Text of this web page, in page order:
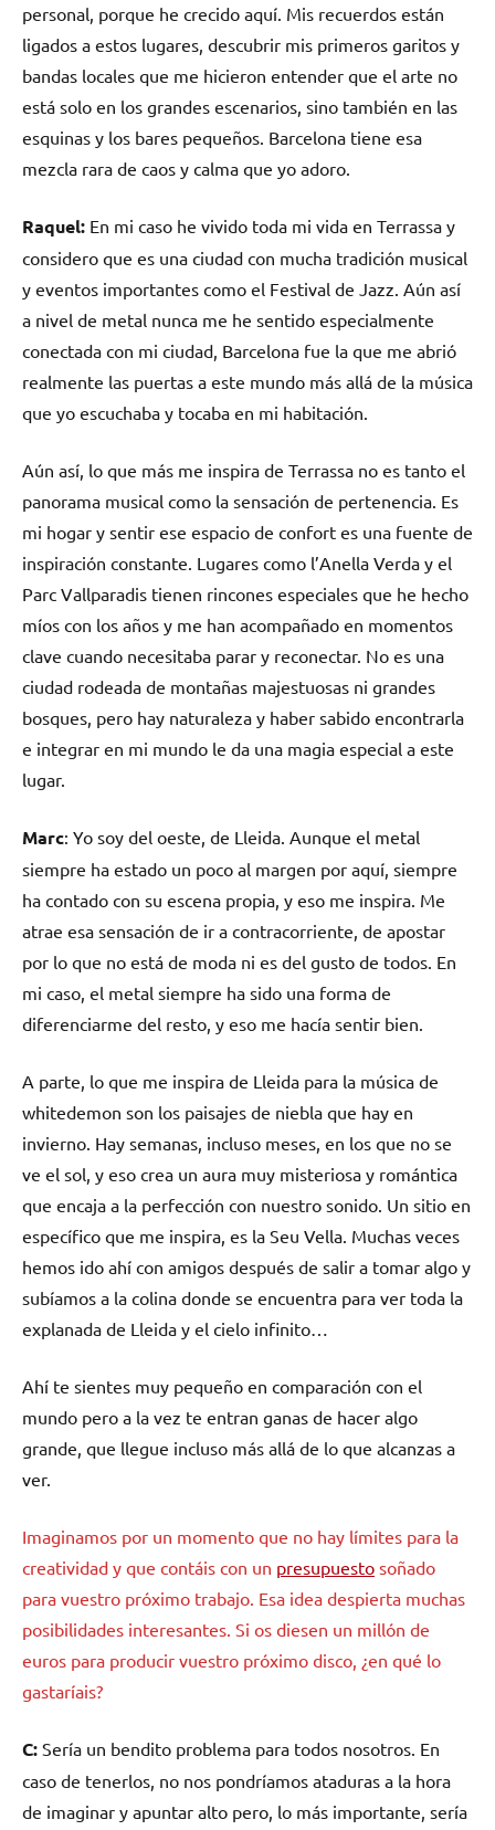
personal, porque he crecido aquí. Mis recuerdos están
ligados a estos lugares, descubrir mis primeros garitos y
bandas locales que me hicieron entender que el arte no
está solo en los grandes escenarios, sino también en las
esquinas y los bares pequeños. Barcelona tiene esa
mezcla rara de caos y calma que yo adoro.
Raquel: En mi caso he vivido toda mi vida en Terrassa y
considero que es una ciudad con mucha tradición musical
y eventos importantes como el Festival de Jazz. Aún así
a nivel de metal nunca me he sentido especialmente
conectada con mi ciudad, Barcelona fue la que me abrió
realmente las puertas a este mundo más allá de la música
que yo escuchaba y tocaba en mi habitación.
Aún así, lo que más me inspira de Terrassa no es tanto el
panorama musical como la sensación de pertenencia. Es
mi hogar y sentir ese espacio de confort es una fuente de
inspiración constante. Lugares como l’Anella Verda y el
Parc Vallparadis tienen rincones especiales que he hecho
míos con los años y me han acompañado en momentos
clave cuando necesitaba parar y reconectar. No es una
ciudad rodeada de montañas majestuosas ni grandes
bosques, pero hay naturaleza y haber sabido encontrarla
e integrar en mi mundo le da una magia especial a este
lugar.
Marc: Yo soy del oeste, de Lleida. Aunque el metal
siempre ha estado un poco al margen por aquí, siempre
ha contado con su escena propia, y eso me inspira. Me
atrae esa sensación de ir a contracorriente, de apostar
por lo que no está de moda ni es del gusto de todos. En
mi caso, el metal siempre ha sido una forma de
diferenciarme del resto, y eso me hacía sentir bien.
A parte, lo que me inspira de Lleida para la música de
whitedemon son los paisajes de niebla que hay en
invierno. Hay semanas, incluso meses, en los que no se
ve el sol, y eso crea un aura muy misteriosa y romántica
que encaja a la perfección con nuestro sonido. Un sitio en
específico que me inspira, es la Seu Vella. Muchas veces
hemos ido ahí con amigos después de salir a tomar algo y
subíamos a la colina donde se encuentra para ver toda la
explanada de Lleida y el cielo infinito…
Ahí te sientes muy pequeño en comparación con el
mundo pero a la vez te entran ganas de hacer algo
grande, que llegue incluso más allá de lo que alcanzas a
ver.
Imaginamos por un momento que no hay límites para la
creatividad y que contáis con un presupuesto soñado
para vuestro próximo trabajo. Esa idea despierta muchas
posibilidades interesantes. Si os diesen un millón de
euros para producir vuestro próximo disco, ¿en qué lo
gastaríais?
C: Sería un bendito problema para todos nosotros. En
caso de tenerlos, no nos pondríamos ataduras a la hora
de imaginar y apuntar alto pero, lo más importante, sería